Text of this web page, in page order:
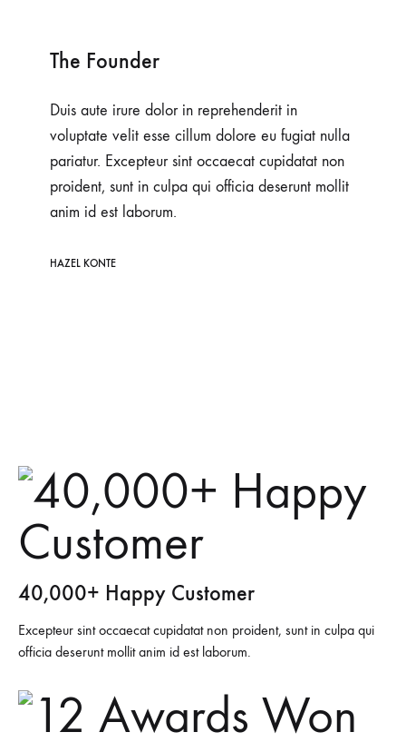
The Founder
Duis aute irure dolor in reprehenderit in
voluptate velit esse cillum dolore eu fugiat nulla
pariatur. Excepteur sint occaecat cupidatat non
proident, sunt in culpa qui officia deserunt mollit
anim id est laborum.
HAZEL KONTE
40,000+ Happy Customer
Excepteur sint occaecat cupidatat non proident, sunt in culpa qui
officia deserunt mollit anim id est laborum.